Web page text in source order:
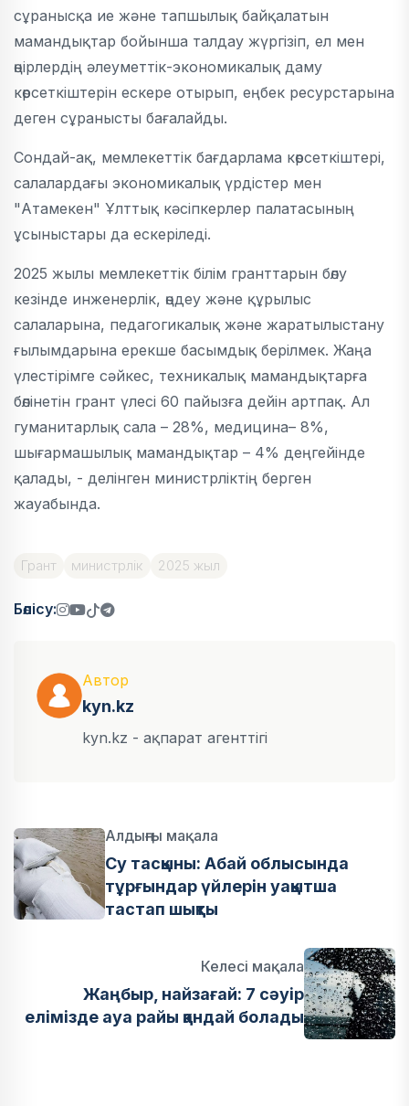
сұранысқа ие және тапшылық байқалатын
мамандықтар бойынша талдау жүргізіп, ел мен
өңірлердің әлеуметтік-экономикалық даму
көрсеткіштерін ескере отырып, еңбек ресурстарына
деген сұранысты бағалайды.
Сондай-ақ, мемлекеттік бағдарлама көрсеткіштері,
салалардағы экономикалық үрдістер мен
"Атамекен" Ұлттық кәсіпкерлер палатасының
ұсыныстары да ескеріледі.
2025 жылы мемлекеттік білім гранттарын бөлу
кезінде инженерлік, өңдеу және құрылыс
салаларына, педагогикалық және жаратылыстану
ғылымдарына ерекше басымдық берілмек. Жаңа
үлестірімге сәйкес, техникалық мамандықтарға
бөлінетін грант үлесі 60 пайызға дейін артпақ. Ал
гуманитарлық сала – 28%, медицина– 8%,
шығармашылық мамандықтар – 4% деңгейінде
қалады, - делінген министрліктің берген
жауабында.
Грант министрлік 2025 жыл
Бөлісу:
Автор
kyn.kz
kyn.kz - ақпарат агенттігі
Алдыңғы мақала
Су тасқыны: Абай облысында
тұрғындар үйлерін уақытша
тастап шықты
Келесі мақала
Жаңбыр, найзағай: 7 сәуір
елімізде ауа райы қандай болады